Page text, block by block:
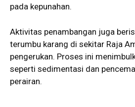
pada kepunahan.
Aktivitas penambangan juga
terumbu karang di sekitar Raja
pengerukan. Proses ini
seperti sedimentasi dan
perairan.